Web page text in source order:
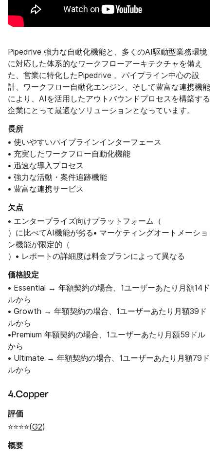
Pipedrive 強力な自動化機能と、多くのAI駆動型業務環境
に対応した体系的なワークフローアーキテクチャを備え
た、営業に特化したPipedrive 。パイプライン中心の設
計、ワークフロー自動化エンジン、そして豊富な連携機能
により、AIを活用したアウトバウンドプロセスを構築する
企業にとって最適なソリューションとなっています。
長所
• 使いやすいパイプラインインターフェース
• 充実したワークフロー自動化機能
• 迅速な導入プロセス
• 強力な活動・案件追跡機能
• 豊富な連携サービス
欠点
• エンタープライズ向けプラットフォーム（
）に比べてAI機能が劣る• マーケティングオートメーショ
ン機能が限定的（
）• レポートの詳細度は料金プランによって異なる
価格設定
• Essential → 年額契約の場合、1ユーザーあたり月額14ド
ルから
• Growth → 年額契約の場合、1ユーザーあたり月額39ド
ルから
•Premium 年額契約の場合、1ユーザーあたり月額59ドル
から
• Ultimate → 年額契約の場合、1ユーザーあたり月額79ド
ルから
4.Copper
評価
⭐⭐⭐⭐(G2)
概要